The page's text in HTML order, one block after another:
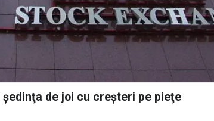
de joi cu creşteri pe pieţe